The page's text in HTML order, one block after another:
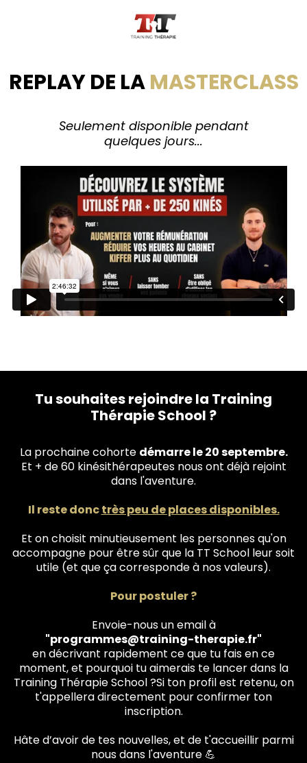
REPLAY DE LAMASTERCLASS
Seulement disponible pendant
quelques jours...
Tu souhaites rejoindre la Training
Thérapie School ?
La prochaine cohorte démarre le 20 septembre.
Et + de 60 kinésithérapeutes nous ont déjà rejoint
dans l'aventure.
Il reste donctrès peu de places disponibles.
Et on choisit minutieusement les personnes qu'on
accompagne pour être sûr que la TT School leur soit
utile (et que ça corresponde à nos valeurs).
Pour postuler ?
Envoie-nous un email à
"programmes@training-therapie.fr"
en décrivant rapidement ce que tu fais en ce
moment, et pourquoi tu aimerais te lancer dans la
Training Thérapie School ?Si ton profil est retenu, on
t'appellera directement pour confirmer ton
inscription.
Hâte d’avoir de tes nouvelles, et de t'accueillir parmi
nous dans l'aventure 💪